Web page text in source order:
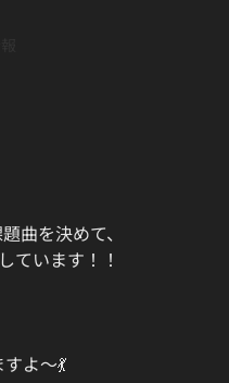
曲を決めて、
ています！！
よ〜💃